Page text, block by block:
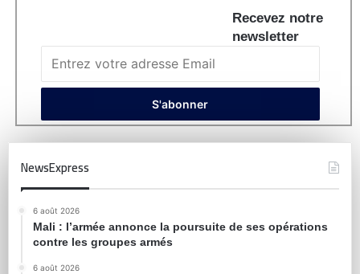
Recevez notre
newsletter
NewsExpress
6 août 2026
Mali : l’armée annonce la poursuite de ses opérations
contre les groupes armés
6 août 2026